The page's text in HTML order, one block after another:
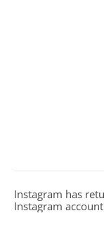
Instagram has
Instagram